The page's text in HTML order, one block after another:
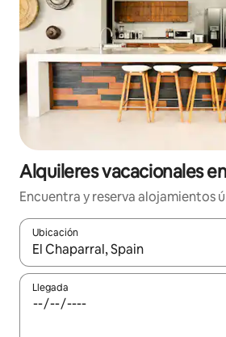
Alquileres vacacionales
Encuentra y reserva alojamientos
Ubicación
Cuando los resultados estén
Llegada